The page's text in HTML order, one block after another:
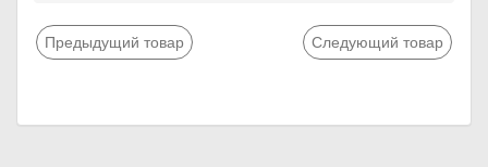
Предыдущий товар Следующий товар